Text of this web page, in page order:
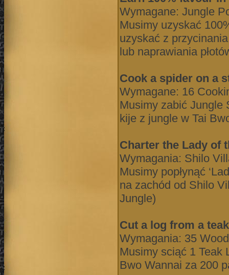
Wymagane: Jungle
Musimy uzyskać
uzyskać z
lub naprawiania
Cook a spider on a
Wymagane: 16
Musimy zabić Jungle
kije z jungle w Tai
Charter the Lady of
Wymagania: Shilo
Musimy popłynąć
na zachód od Shilo
Jungle)
Cut a log from a
Wymagania: 35
Musimy sciąć 1 Teak
Bwo Wannai za 200